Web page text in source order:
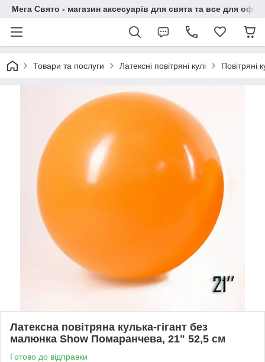
Мега Свято - магазин аксесуарів для свята та все для
Товари та послуги Латексні повітряні кулі Повітряні
Латексна повітряна кулька-гігант без
малюнка Show Помаранчева, 21" 52,5 см
Готово до відправки